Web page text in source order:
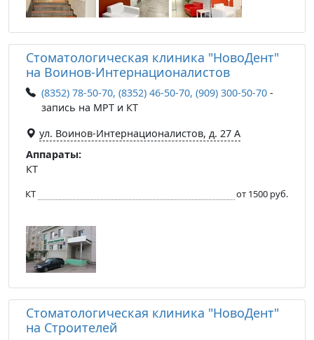
Стоматологическая клиника "НовоДент"
на Воинов-Интернационалистов
(8352) 78-50-70, (8352) 46-50-70, (909) 300-50-70 -
запись на МРТ и КТ
ул. Воинов-Интернационалистов, д. 27 А
Аппараты:
КТ
КТ от 1500 руб.
Стоматологическая клиника "НовоДент"
на Строителей